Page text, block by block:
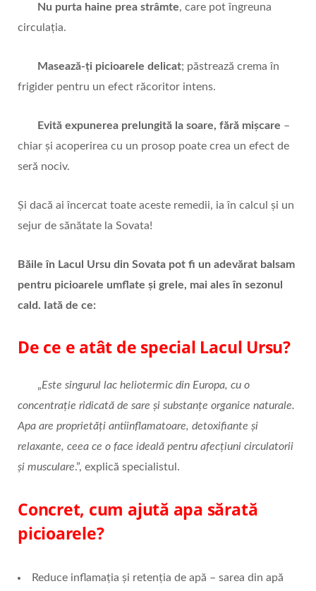
Nu purta haine prea strâmte, care pot îngreuna
circulația.
Masează-ți picioarele delicat; păstrează crema în
frigider pentru un efect răcoritor intens.
Evită expunerea prelungită la soare, fără mișcare –
chiar și acoperirea cu un prosop poate crea un efect de
seră nociv.
Și dacă ai încercat toate aceste remedii, ia în calcul și un
sejur de sănătate la Sovata!
Băile în Lacul Ursu din Sovata pot fi un adevărat balsam
pentru picioarele umflate și grele, mai ales în sezonul
cald. Iată de ce:
De ce e atât de special Lacul Ursu?
„Este singurul lac heliotermic din Europa, cu o
concentrație ridicată de sare și substanțe organice naturale.
Apa are proprietăți antiinflamatoare, detoxifiante și
relaxante, ceea ce o face ideală pentru afecțiuni circulatorii
și musculare.”, explică specialistul.
Concret, cum ajută apa sărată
picioarele?
Reduce inflamația și retenția de apă – sarea din apă